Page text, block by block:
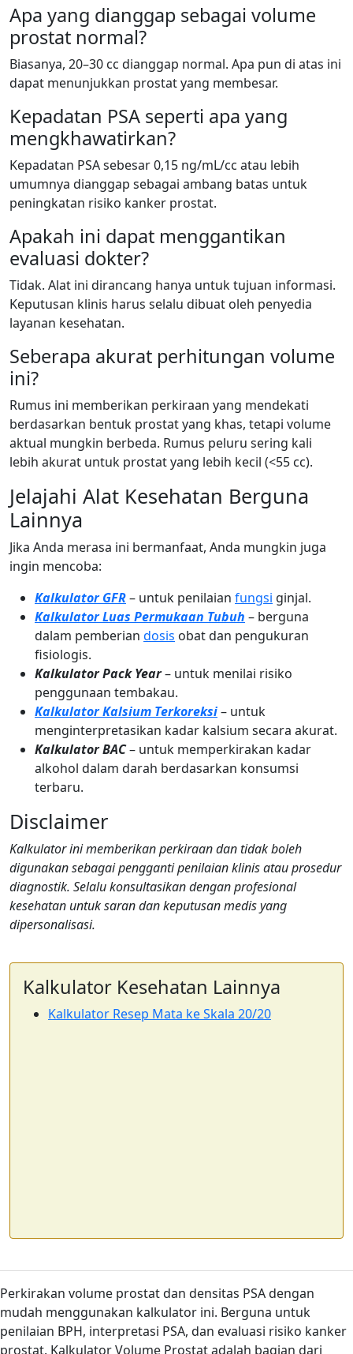
Apa yang dianggap sebagai volume
prostat normal?
Biasanya, 20–30 cc dianggap normal. Apa pun di atas ini
dapat menunjukkan prostat yang membesar.
Kepadatan PSA seperti apa yang
mengkhawatirkan?
Kepadatan PSA sebesar 0,15 ng/mL/cc atau lebih
umumnya dianggap sebagai ambang batas untuk
peningkatan risiko kanker prostat.
Apakah ini dapat menggantikan
evaluasi dokter?
Tidak. Alat ini dirancang hanya untuk tujuan informasi.
Keputusan klinis harus selalu dibuat oleh penyedia
layanan kesehatan.
Seberapa akurat perhitungan volume
ini?
Rumus ini memberikan perkiraan yang mendekati
berdasarkan bentuk prostat yang khas, tetapi volume
aktual mungkin berbeda. Rumus peluru sering kali
lebih akurat untuk prostat yang lebih kecil (<55 cc).
Jelajahi Alat Kesehatan Berguna
Lainnya
Jika Anda merasa ini bermanfaat, Anda mungkin juga
ingin mencoba:
Kalkulator GFR– untuk penilaian fungsi ginjal.
Kalkulator Luas Permukaan Tubuh – berguna
dalam pemberian dosis obat dan pengukuran
fisiologis.
Kalkulator Pack Year– untuk menilai risiko
penggunaan tembakau.
Kalkulator Kalsium Terkoreksi– untuk
menginterpretasikan kadar kalsium secara akurat.
Kalkulator BAC– untuk memperkirakan kadar
alkohol dalam darah berdasarkan konsumsi
terbaru.
Disclaimer
Kalkulator ini memberikan perkiraan dan tidak boleh
digunakan sebagai pengganti penilaian klinis atau prosedur
diagnostik. Selalu konsultasikan dengan profesional
kesehatan untuk saran dan keputusan medis yang
dipersonalisasi.
Kalkulator Kesehatan Lainnya
Kalkulator Resep Mata ke Skala 20/20
Perkirakan volume prostat dan densitas PSA dengan
mudah menggunakan kalkulator ini. Berguna untuk
penilaian BPH, interpretasi PSA, dan evaluasi risiko kanker
prostat. Kalkulator Volume Prostat adalah bagian dari